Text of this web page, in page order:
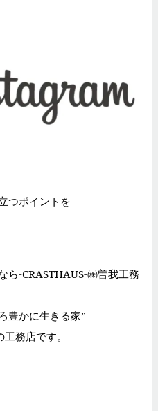
つポイントを
ら-CRASTHAUS-㈱曽我工務
豊かに生きる家”
務店です。